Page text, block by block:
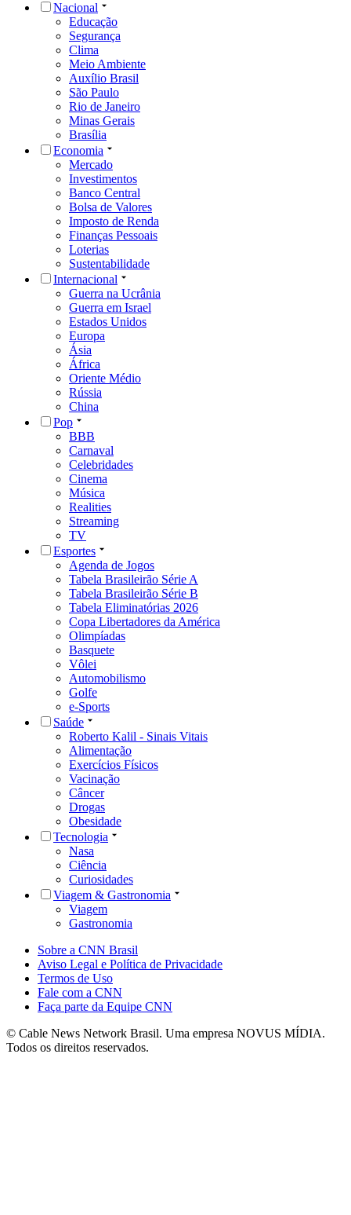
Nacional
Educação
Segurança
Clima
Meio Ambiente
Auxílio Brasil
São Paulo
Rio de Janeiro
Minas Gerais
Brasília
Economia
Mercado
Investimentos
Banco Central
Bolsa de Valores
Imposto de Renda
Finanças Pessoais
Loterias
Sustentabilidade
Internacional
Guerra na Ucrânia
Guerra em Israel
Estados Unidos
Europa
Ásia
África
Oriente Médio
Rússia
China
Pop
BBB
Carnaval
Celebridades
Cinema
Música
Realities
Streaming
TV
Esportes
Agenda de Jogos
Tabela Brasileirão Série A
Tabela Brasileirão Série B
Tabela Eliminatórias 2026
Copa Libertadores da América
Olimpíadas
Basquete
Vôlei
Automobilismo
Golfe
e-Sports
Saúde
Roberto Kalil - Sinais Vitais
Alimentação
Exercícios Físicos
Vacinação
Câncer
Drogas
Obesidade
Tecnologia
Nasa
Ciência
Curiosidades
Viagem & Gastronomia
Viagem
Gastronomia
Sobre a CNN Brasil
Aviso Legal e Política de Privacidade
Termos de Uso
Fale com a CNN
Faça parte da Equipe CNN
© Cable News Network Brasil. Uma empresa NOVUS MÍDIA.
Todos os direitos reservados.